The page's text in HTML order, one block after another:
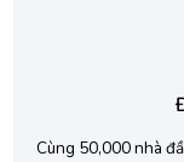
Cùng 50,000 nhà